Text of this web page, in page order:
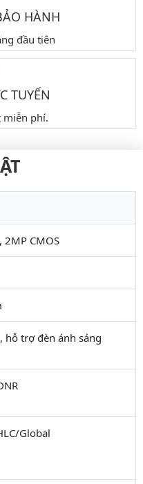
HÀNH
đầu tiên
TUYẾN
miễn phí.
CMOS
hỗ trợ đèn ánh sáng
Global